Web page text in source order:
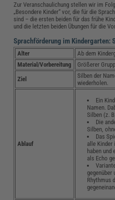
Zur Veranschaulichung stellen wir im
„Besondere Kinder“ vor, die für die
sind – die ersten beiden für das frühe
und die letzten beiden Übungen für die
Sprachförderung im Kindergarten:
Alter
Ab dem
Material/Vorbereitung
Größerer
Ziel
Silben der
wiederholen.
Ablauf
Ein
Namen.
Silben (z.
Die
Silben,
Das
alle Kinder
haben und
als Echo
gegenüber
Rhythmus